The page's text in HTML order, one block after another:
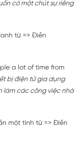
có một chút sự riêng
từ => Điền
a lot of time from
bị điện tử gia dụng
làm các công việc nhà
một tính từ => Điền